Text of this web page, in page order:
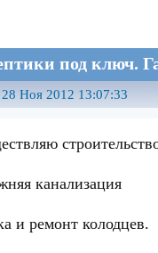
под ключ.
Ноя 2012 13:07:33
канализация
и ремонт колодцев.